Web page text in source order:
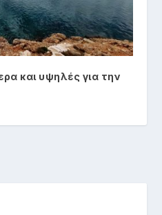
και υψηλές για την